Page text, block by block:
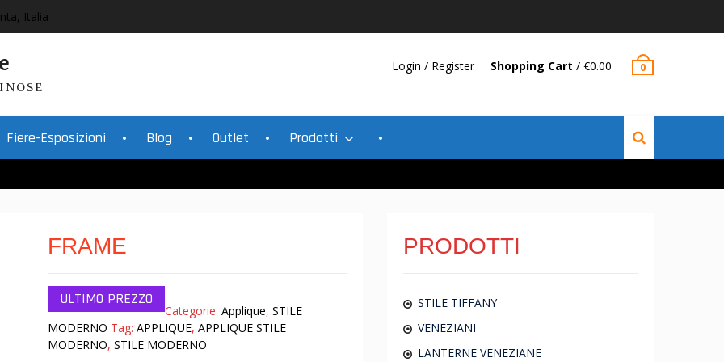
Italia
Login / Register Shopping Cart / €0.00 0
Fiere-Esposizioni Blog Outlet Prodotti
FRAME
Categorie:Applique,STILE
MODERNO Tag:APPLIQUE,APPLIQUE STILE
MODERNO,STILE MODERNO
PRODOTTI
STILE TIFFANY
VENEZIANI
LANTERNE VENEZIANE